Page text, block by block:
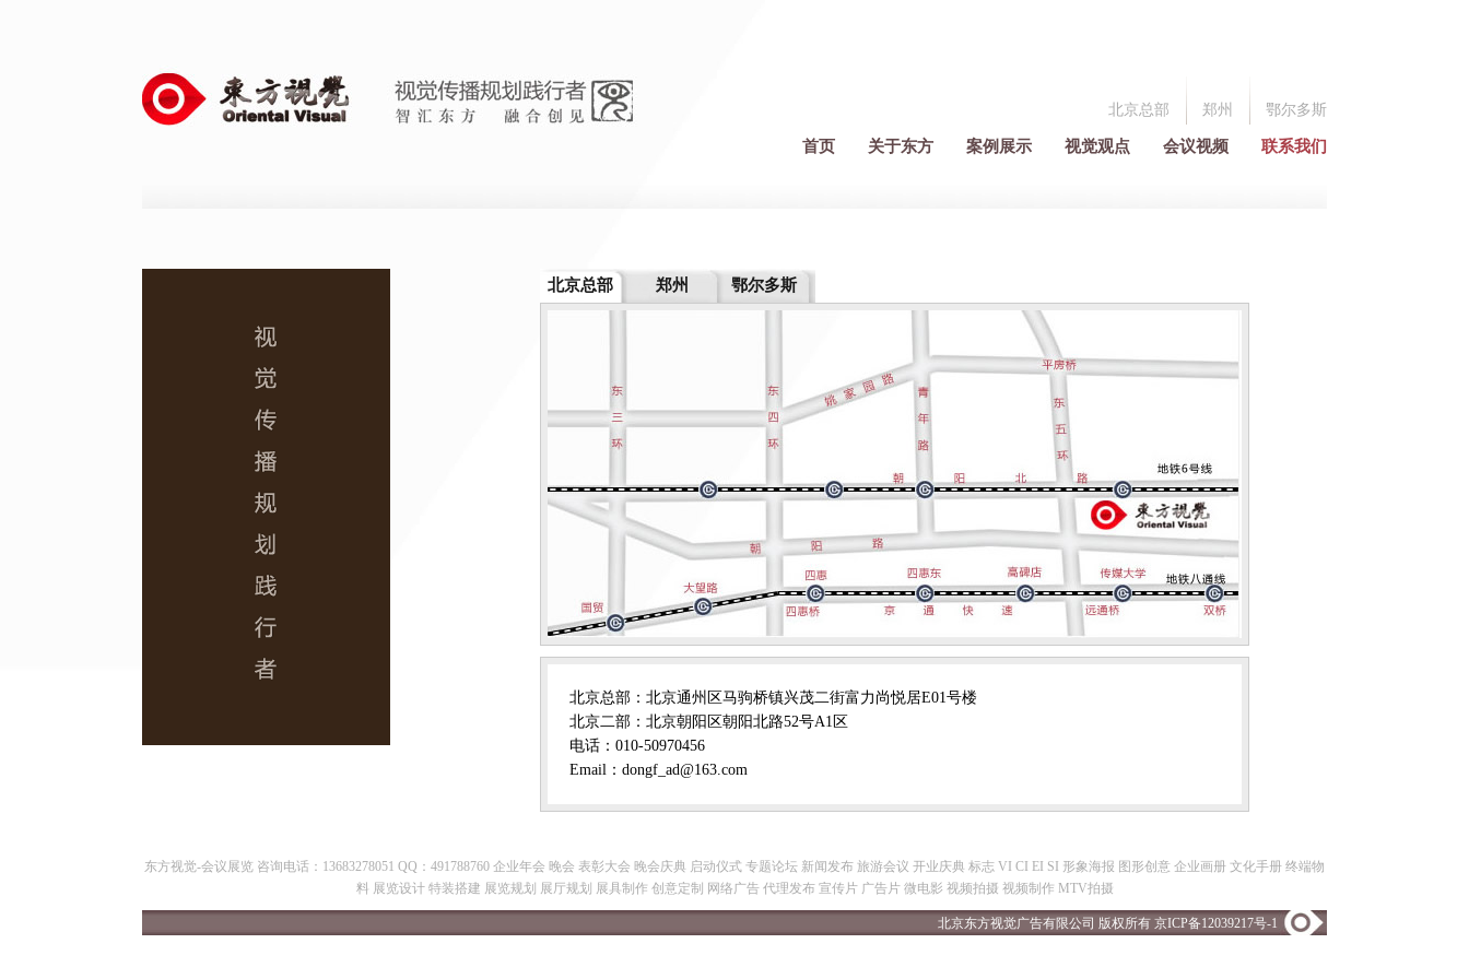
北京总部 郑州 鄂尔多斯
首页 关于东方 案例展示 视觉观点 会议视频 联系我们
北京总部 郑州 鄂尔多斯
北京总部：北京通州区马驹桥镇兴茂二街富力尚悦居E01号楼
北京二部：北京朝阳区朝阳北路52号A1区
电话：010-50970456
Email：dongf_ad@163.com
东方视觉-会议展览 咨询电话：13683278051 QQ：491788760 企业年会 晚会 表彰大会 晚会庆典 启动仪式 专题论坛 新闻发布 旅游会议 开业庆典 标志 VI CI EI SI 形象海报 图形创意 企业画册 文化手册 终端物
料 展览设计 特装搭建 展览规划 展厅规划 展具制作 创意定制 网络广告 代理发布 宣传片 广告片 微电影 视频拍摄 视频制作 MTV拍摄
北京东方视觉广告有限公司 版权所有 京ICP备12039217号-1